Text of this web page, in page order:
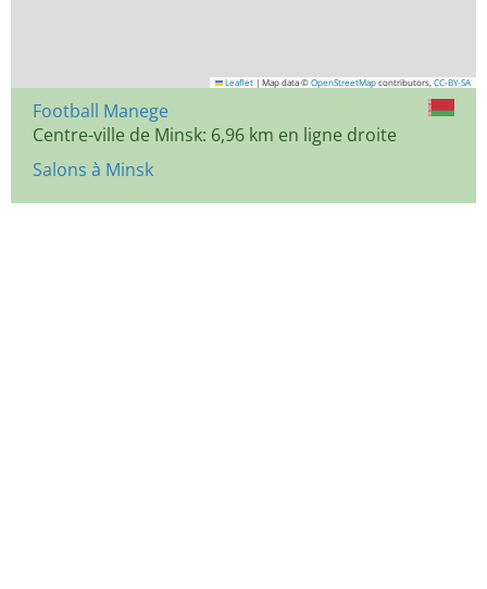
Leaflet | Map data © OpenStreetMap contributors, CC-BY-SA
Football Manege
Centre-ville de Minsk: 6,96 km en ligne droite
Salons à Minsk